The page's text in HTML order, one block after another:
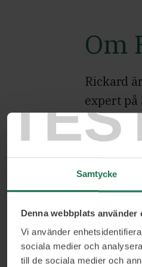
Samtycke
Denna webbplats använder
Vi använder
sociala medier och
till de sociala medier och
Om
Rickard
expert på
företag i
e-handel
och
Med en
för
lösningar
vara